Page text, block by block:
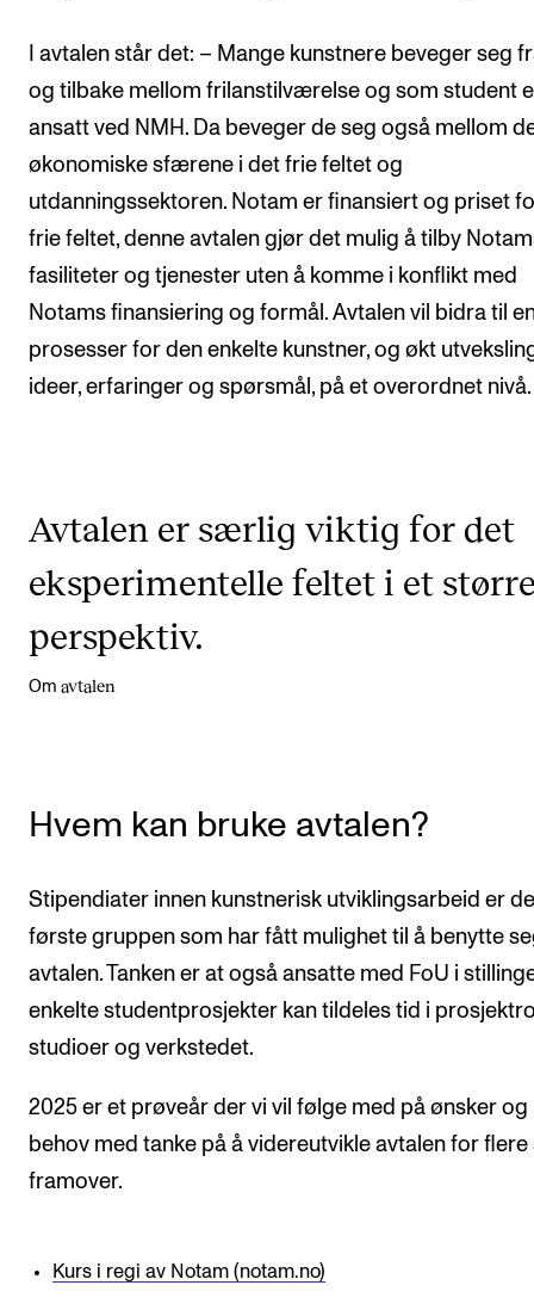
I avtalen står det: – Mange kunstnere beveger seg
og tilbake mellom frilanstilværelse og som student
ansatt ved NMH. Da beveger de seg også mellom
økonomiske sfærene i det frie feltet og
utdanningssektoren. Notam er finansiert og priset
frie feltet, denne avtalen gjør det mulig å tilby
fasiliteter og tjenester uten å komme i konflikt med
Notams finansiering og formål. Avtalen vil bidra til
prosesser for den enkelte kunstner, og økt
ideer, erfaringer og spørsmål, på et overordnet nivå.
Avtalen er særlig viktig for det
eksperimentelle feltet i et
perspektiv.
Om avtalen
Hvem kan bruke avtalen?
Stipendiater innen kunstnerisk utviklingsarbeid er
første gruppen som har fått mulighet til å benytte
avtalen. Tanken er at også ansatte med FoU i
enkelte studentprosjekter kan tildeles tid i
studioer og verkstedet.
2025 er et prøveår der vi vil følge med på ønsker og
behov med tanke på å videreutvikle avtalen for flere
framover.
Kurs i regi av Notam (notam.no)